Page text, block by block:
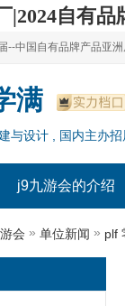
|2024自有品
品牌展--百货展|食品展
--品牌产品亚洲展（plf）
品牌展--2024上海oem
--中国自有品牌产品亚
--品牌产品亚洲展（plf）
第17届自有品牌展
满
与设计 , 国内主办
j9九游会的介绍
会 » 单位新闻 » plf